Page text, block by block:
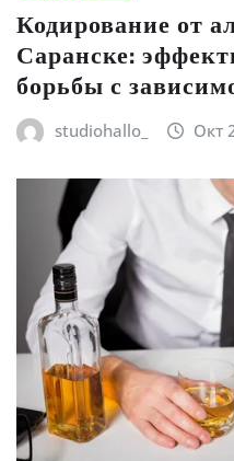
Кодирование от
Саранске:
борьбы с
studiohallo_ Окт